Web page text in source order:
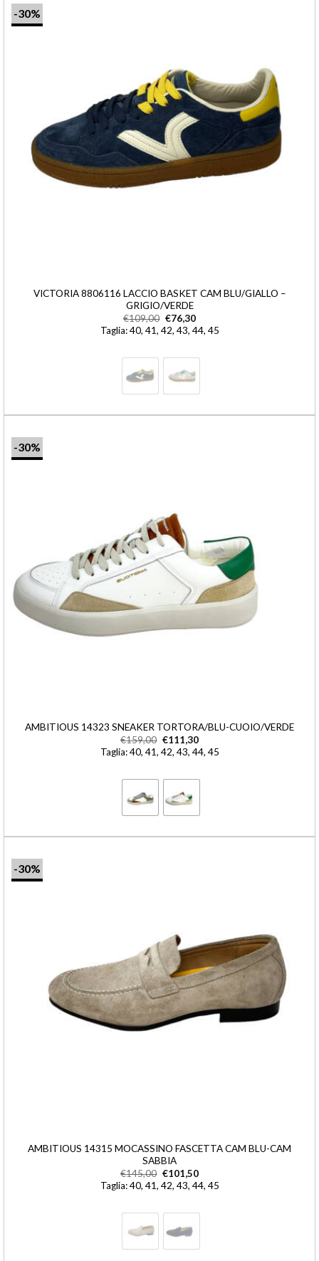
-30%
VICTORIA 8806116 LACCIO BASKET CAM BLU/GIALLO –
GRIGIO/VERDE
€109,00 €76,30
Taglia: 40, 41, 42, 43, 44, 45
-30%
AMBITIOUS 14323 SNEAKER TORTORA/BLU-CUOIO/VERDE
€159,00 €111,30
Taglia: 40, 41, 42, 43, 44, 45
-30%
AMBITIOUS 14315 MOCASSINO FASCETTA CAM BLU-CAM
SABBIA
€145,00 €101,50
Taglia: 40, 41, 42, 43, 44, 45